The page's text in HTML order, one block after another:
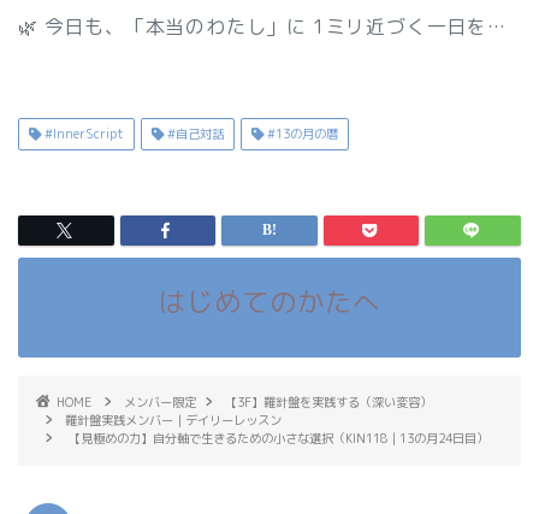
🌿 今日も、「本当のわたし」に 1ミリ近づく一日を…
#InnerScript #自己対話 #13の月の暦
はじめてのかたへ
HOME メンバー限定
【3F】羅針盤を実践する（深い変容）
羅針盤実践メンバー｜デイリーレッスン
【見極めの力】自分軸で生きるための小さな選択（KIN118｜13の月24日目）